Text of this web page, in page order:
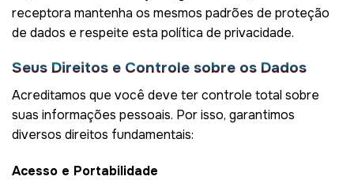
receptora mantenha os mesmos padrões de proteção
de dados e respeite esta política de privacidade.
Seus Direitos e Controle sobre os Dados
Acreditamos que você deve ter controle total sobre
suas informações pessoais. Por isso, garantimos
diversos direitos fundamentais:
Acesso e Portabilidade